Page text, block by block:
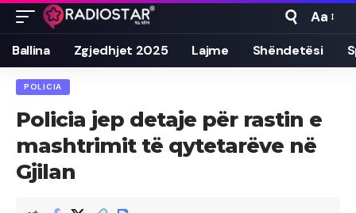
Font
Resizer
Aa
Ballina Zgjedhjet 2025 Lajme Shëndetësi
POLICIA
Policia jep detaje për rastin e
mashtrimit të qytetarëve në
Gjilan